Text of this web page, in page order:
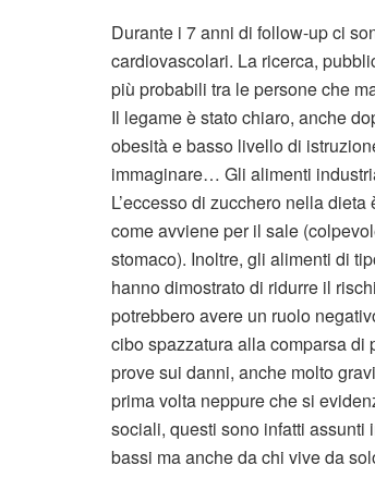
Durante i 7 anni di follow-up ci
cardiovascolari. La ricerca,
più probabili tra le persone che
Il legame è stato chiaro, anche
obesità e basso livello di
immaginare… Gli alimenti
L’eccesso di zucchero nella
come avviene per il sale
stomaco). Inoltre, gli alimenti di
hanno dimostrato di ridurre il
potrebbero avere un ruolo
cibo spazzatura alla comparsa di
prove sui danni, anche molto
prima volta neppure che si
sociali, questi sono infatti
bassi ma anche da chi vive da